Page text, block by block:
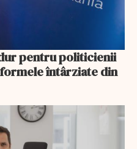
pentru politicienii
întârziate din